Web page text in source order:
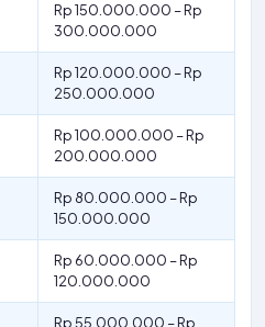
Rp 150.000.000 – Rp
300.000.000
Rp 120.000.000 – Rp
250.000.000
Rp 100.000.000 – Rp
200.000.000
Rp 80.000.000 – Rp
150.000.000
Rp 60.000.000 – Rp
120.000.000
Rp 55.000.000 – Rp